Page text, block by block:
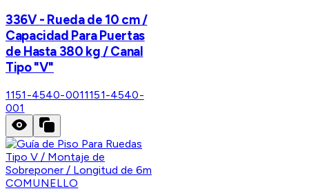
336V - Rueda de 10 cm /
Capacidad Para Puertas
de Hasta 380 kg / Canal
Tipo "V"
1151-4540-0011151-4540-
001
COMUNELLO